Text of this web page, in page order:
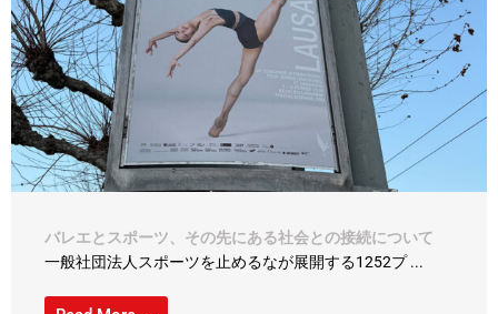
バレエとスポーツ、その先にある社会との接続について
一般社団法人スポーツを止めるなが展開する1252プ ...